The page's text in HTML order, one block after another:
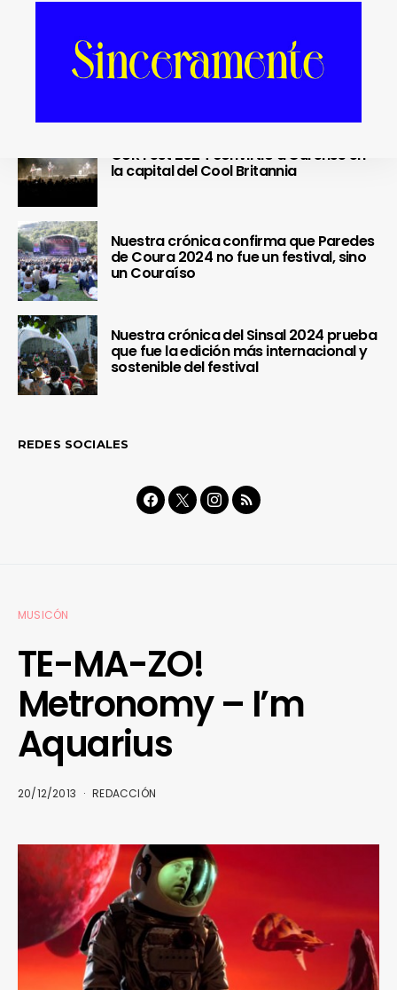
Se cierra un pedazo de vida
OUR Fest 2024 convirtió a Ourense en
la capital del Cool Britannia
Nuestra crónica confirma que Paredes
de Coura 2024 no fue un festival, sino
un Couraíso
Nuestra crónica del Sinsal 2024 prueba
que fue la edición más internacional y
sostenible del festival
REDES SOCIALES
MUSICÓN
TE-MA-ZO!
Metronomy – I’m
Aquarius
20/12/2013 REDACCIÓN